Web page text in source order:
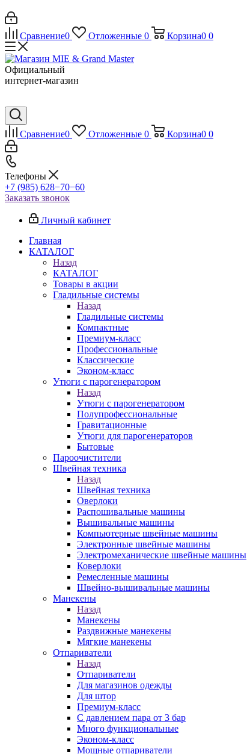
Сравнение0 Отложенные 0 Корзина0 0
Официальный
интернет-магазин
Сравнение0 Отложенные 0 Корзина0 0
Телефоны
+7 (985) 628−70−60
Заказать звонок
Личный кабинет
Главная
КАТАЛОГ
Назад
КАТАЛОГ
Товары в акции
Гладильные системы
Назад
Гладильные системы
Компактные
Премиум-класс
Профессиональные
Классические
Эконом-класс
Утюги с парогенератором
Назад
Утюги с парогенератором
Полупрофессиональные
Гравитационные
Утюги для парогенераторов
Бытовые
Пароочистители
Швейная техника
Назад
Швейная техника
Оверлоки
Распошивальные машины
Вышивальные машины
Компьютерные швейные машины
Электронные швейные машины
Электромеханические швейные машины
Коверлоки
Ремесленные машины
Швейно-вышивальные машины
Манекены
Назад
Манекены
Раздвижные манекены
Мягкие манекены
Отпариватели
Назад
Отпариватели
Для магазинов одежды
Для штор
Премиум-класс
С давлением пара от 3 бар
Много функциональные
Эконом-класс
Мощные отпариватели